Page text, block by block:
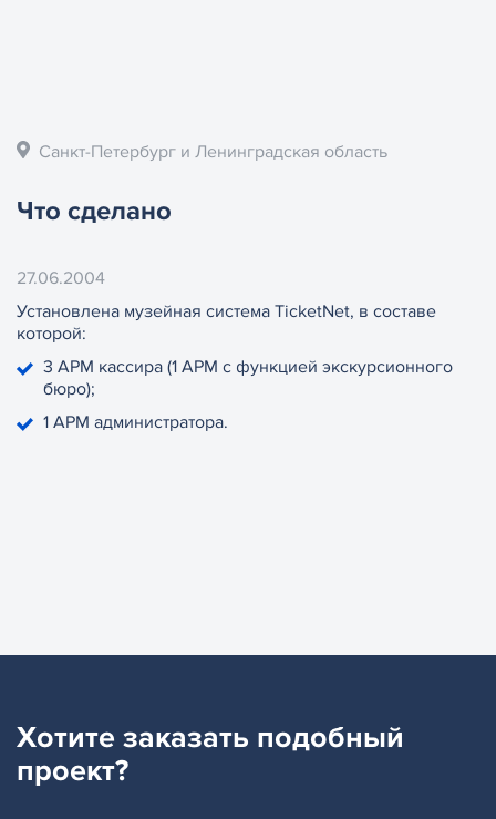
Санкт-Петербург и Ленинградская область
Что сделано
27.06.2004
Установлена музейная система TicketNet, в составе
которой:
3 АРМ кассира (1 АРМ с функцией экскурсионного
бюро);
1 АРМ администратора.
Хотите заказать подобный
проект?